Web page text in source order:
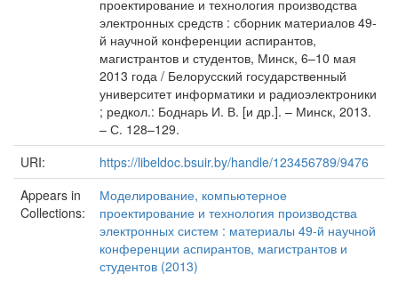
проектирование и технология производства
электронных средств : сборник материалов 49-
й научной конференции аспирантов,
магистрантов и студентов, Минск, 6–10 мая
2013 года / Белорусский государственный
университет информатики и радиоэлектроники
; редкол.: Боднарь И. В. [и др.]. – Минск, 2013.
– С. 128–129.
URI:
https://libeldoc.bsuir.by/handle/123456789/9476
Appears in
Collections:
Моделирование, компьютерное
проектирование и технология производства
электронных систем : материалы 49-й научной
конференции аспирантов, магистрантов и
студентов (2013)